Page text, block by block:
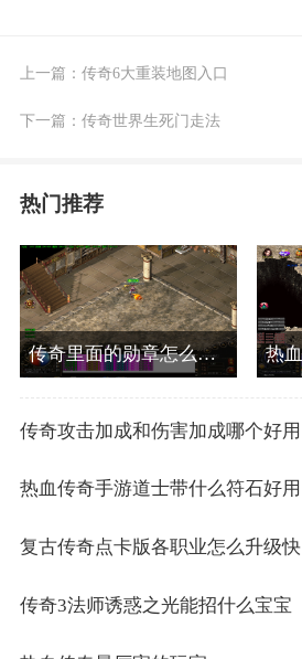
上一篇： 传奇6大重装地图入口
下一篇： 传奇世界生死门走法
热门推荐
传奇里面的勋章怎么获得
传奇攻击加成和伤害加成哪个好用
热血传奇手游道士带什么符石好用
复古传奇点卡版各职业怎么升级快
传奇3法师诱惑之光能招什么宝宝